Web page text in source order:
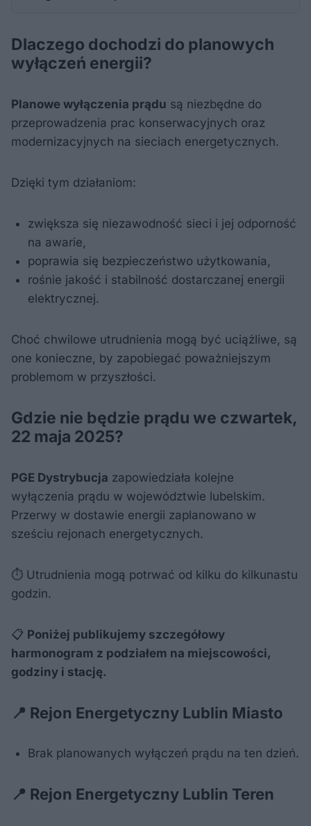
Dlaczego dochodzi do planowych
wyłączeń energii?
Planowe wyłączenia prądu są niezbędne do
przeprowadzenia prac konserwacyjnych oraz
modernizacyjnych na sieciach energetycznych.
Dzięki tym działaniom:
zwiększa się niezawodność sieci i jej odporność
na awarie,
poprawia się bezpieczeństwo użytkowania,
rośnie jakość i stabilność dostarczanej energii
elektrycznej.
Choć chwilowe utrudnienia mogą być uciążliwe, są
one konieczne, by zapobiegać poważniejszym
problemom w przyszłości.
Gdzie nie będzie prądu we czwartek,
22 maja 2025?
PGE Dystrybucja zapowiedziała kolejne
wyłączenia prądu w województwie lubelskim.
Przerwy w dostawie energii zaplanowano w
sześciu rejonach energetycznych.
⏱️ Utrudnienia mogą potrwać od kilku do kilkunastu
godzin.
📋 Poniżej publikujemy szczegółowy
harmonogram z podziałem na miejscowości,
godziny i stację.
📍 Rejon Energetyczny Lublin Miasto
Brak planowanych wyłączeń prądu na ten dzień.
📍 Rejon Energetyczny Lublin Teren